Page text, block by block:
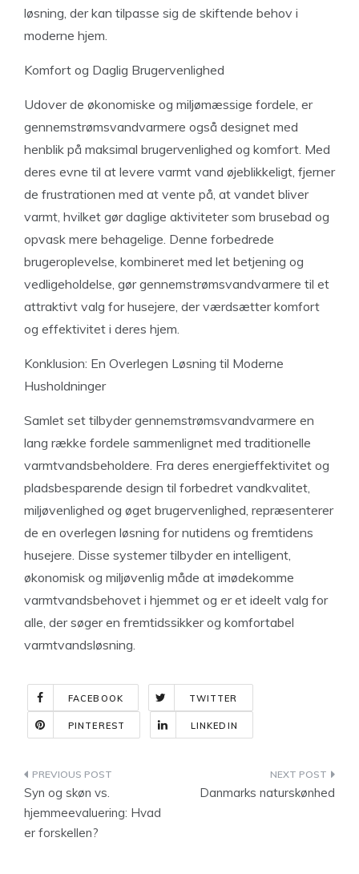
løsning, der kan tilpasse sig de skiftende behov i
moderne hjem.
Komfort og Daglig Brugervenlighed
Udover de økonomiske og miljømæssige fordele, er
gennemstrømsvandvarmere også designet med
henblik på maksimal brugervenlighed og komfort. Med
deres evne til at levere varmt vand øjeblikkeligt, fjerner
de frustrationen med at vente på, at vandet bliver
varmt, hvilket gør daglige aktiviteter som brusebad og
opvask mere behagelige. Denne forbedrede
brugeroplevelse, kombineret med let betjening og
vedligeholdelse, gør gennemstrømsvandvarmere til et
attraktivt valg for husejere, der værdsætter komfort
og effektivitet i deres hjem.
Konklusion: En Overlegen Løsning til Moderne
Husholdninger
Samlet set tilbyder gennemstrømsvandvarmere en
lang række fordele sammenlignet med traditionelle
varmtvandsbeholdere. Fra deres energieffektivitet og
pladsbesparende design til forbedret vandkvalitet,
miljøvenlighed og øget brugervenlighed, repræsenterer
de en overlegen løsning for nutidens og fremtidens
husejere. Disse systemer tilbyder en intelligent,
økonomisk og miljøvenlig måde at imødekomme
varmtvandsbehovet i hjemmet og er et ideelt valg for
alle, der søger en fremtidssikker og komfortabel
varmtvandsløsning.
FACEBOOK TWITTER
PINTEREST LINKEDIN
Indlægsnavigation
Syn og skøn vs.
hjemmeevaluering: Hvad
er forskellen?
Danmarks naturskønhed